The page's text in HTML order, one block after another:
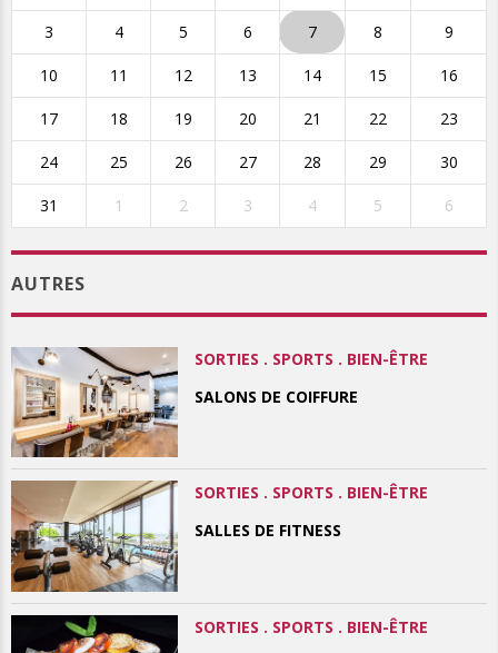
3 4 5 6 7 8 9
10 11 12 13 14 15 16
17 18 19 20 21 22 23
24 25 26 27 28 29 30
31 1 2 3 4 5 6
AUTRES
SORTIES . SPORTS . BIEN-ÊTRE
SALONS DE COIFFURE
SORTIES . SPORTS . BIEN-ÊTRE
SALLES DE FITNESS
SORTIES . SPORTS . BIEN-ÊTRE